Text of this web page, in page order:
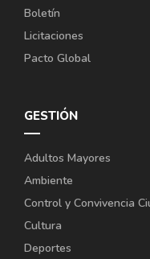
Boletín
Licitaciones
Pacto Global
GESTIÓN
Adultos Mayores
Ambiente
Control y Convivencia
Cultura
Deportes